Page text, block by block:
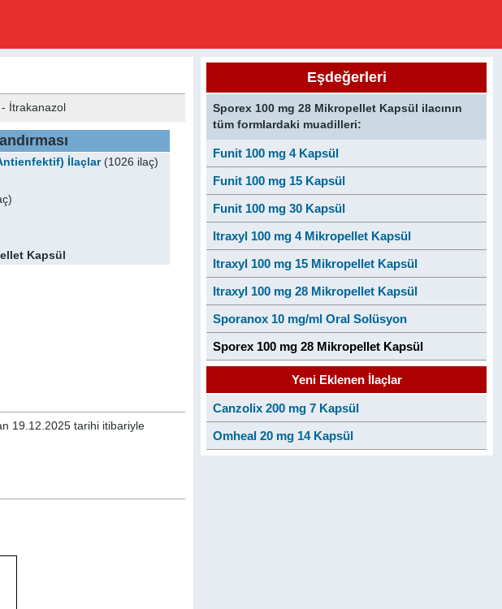
İtrakanazol
İlaçlar(1026 ilaç)
Kapsül
19.12.2025 tarihi itibariyle
Eşdeğerleri
Sporex 100 mg 28 Mikropellet Kapsül ilacının
tüm formlardaki muadilleri:
Funit 100 mg 4 Kapsül
Funit 100 mg 15 Kapsül
Funit 100 mg 30 Kapsül
Itraxyl 100 mg 4 Mikropellet Kapsül
Itraxyl 100 mg 15 Mikropellet Kapsül
Itraxyl 100 mg 28 Mikropellet Kapsül
Sporanox 10 mg/ml Oral Solüsyon
Sporex 100 mg 28 Mikropellet Kapsül
Yeni Eklenen İlaçlar
Canzolix 200 mg 7 Kapsül
Omheal 20 mg 14 Kapsül